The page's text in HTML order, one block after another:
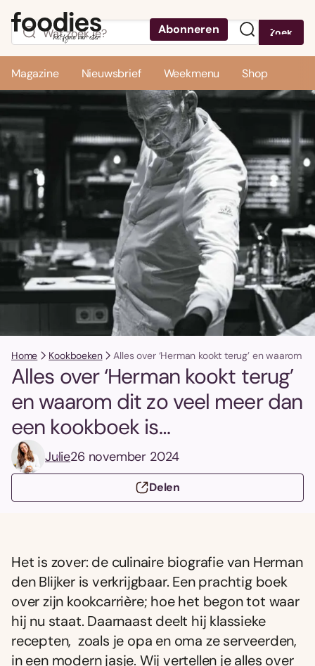
Abonneren Zoek
Magazine Nieuwsbrief Weekmenu Shop
Home Kookboeken Alles over ‘Herman kookt terug’ en waarom
Alles over ‘Herman kookt terug’
en waarom dit zo veel meer dan
een kookboek is…
Julie26 november 2024
Delen
Het is zover: de culinaire biografie van Herman
den Blijker is verkrijgbaar. Een prachtig boek
over zijn kookcarrière; hoe het begon tot waar
hij nu staat. Daarnaast deelt hij klassieke
recepten, zoals je opa en oma ze serveerden,
in een modern jasje. Wij vertellen je alles over